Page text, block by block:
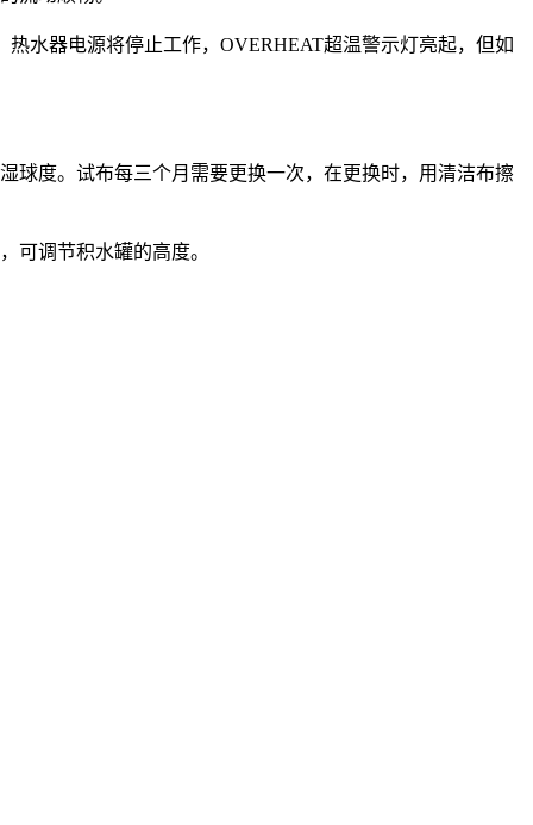
器电源将停止工作，OVERHEAT超温警示灯亮起，但如
度。试布每三个月需要更换一次，在更换时，用清洁布擦
调节积水罐的高度。